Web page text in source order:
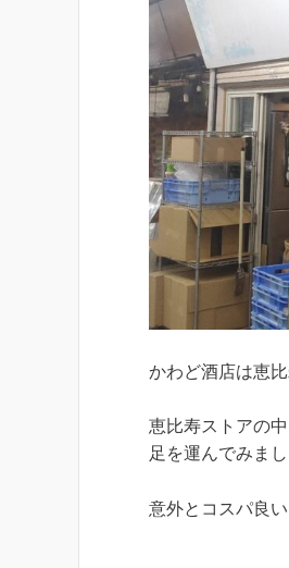
かわど酒店は恵
恵比寿ストアの
足を運んでみまし
意外とコスパ良